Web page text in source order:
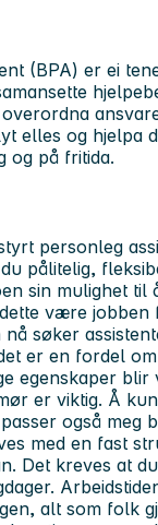
(BPA) er ei
elles og hjelpa
og på fritida.
personleg
pålitelig,
sin mulighet til
være jobben
søker
er en fordel
egenskaper
er viktig. Å
også
med en fast
Det kreves at
alt som folk